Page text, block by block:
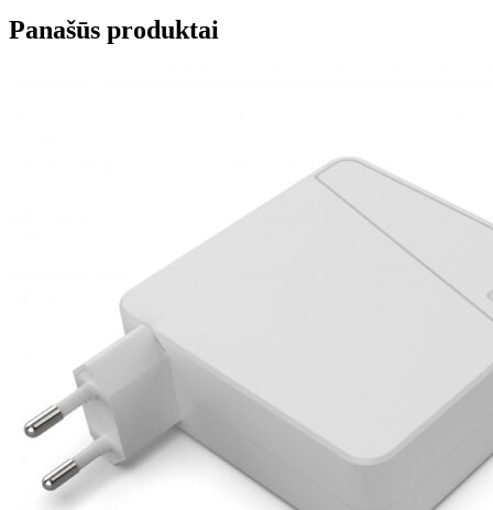
Panašūs produktai